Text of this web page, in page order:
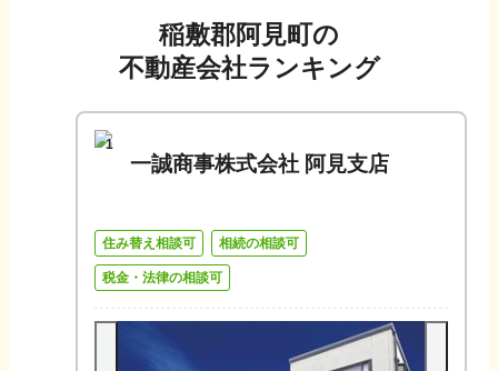
稲敷郡阿見町の
不動産会社ランキング
1
一誠商事株式会社 阿見支店
住み替え相談可 相続の相談可
税金・法律の相談可